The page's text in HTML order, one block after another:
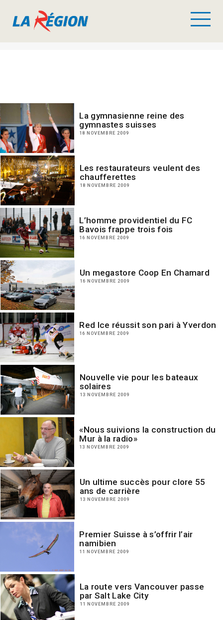
La gymnasienne reine des
gymnastes suisses
18 NOVEMBRE 2009
Les restaurateurs veulent des
chaufferettes
18 NOVEMBRE 2009
L’homme providentiel du FC
Bavois frappe trois fois
16 NOVEMBRE 2009
Un megastore Coop En Chamard
16 NOVEMBRE 2009
Red Ice réussit son pari à Yverdon
16 NOVEMBRE 2009
Nouvelle vie pour les bateaux
solaires
13 NOVEMBRE 2009
«Nous suivions la construction du
Mur à la radio»
13 NOVEMBRE 2009
Un ultime succès pour clore 55
ans de carrière
13 NOVEMBRE 2009
Premier Suisse à s’offrir l’air
namibien
11 NOVEMBRE 2009
La route vers Vancouver passe
par Salt Lake City
11 NOVEMBRE 2009